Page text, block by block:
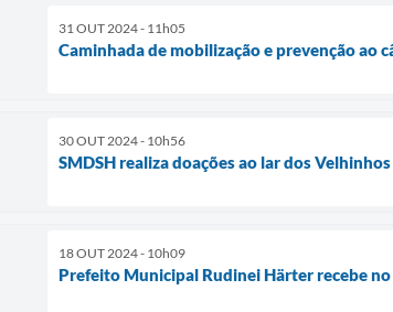
31 OUT 2024 - 11h05
Caminhada de mobilização e prevenção ao
30 OUT 2024 - 10h56
SMDSH realiza doações ao lar dos
18 OUT 2024 - 10h09
Prefeito Municipal Rudinei Härter recebe